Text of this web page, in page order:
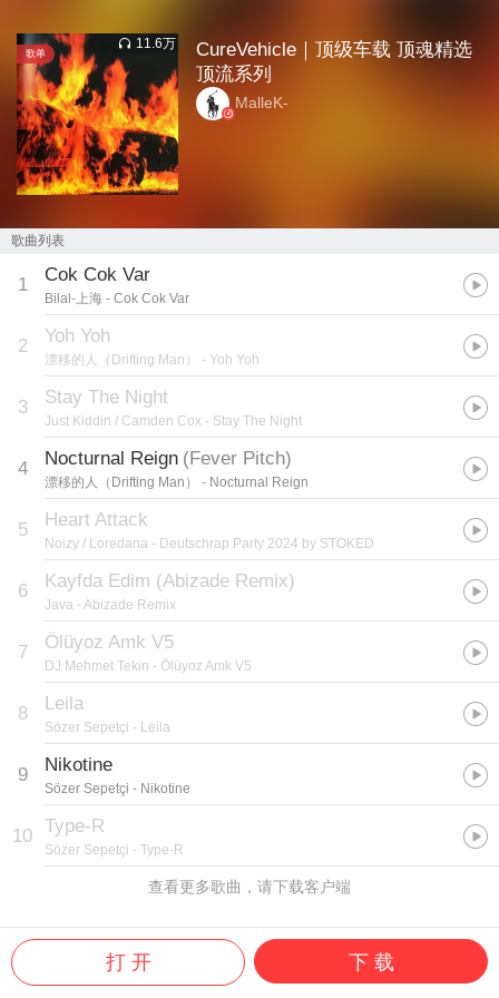
歌单
11.6万
CureVehicle｜顶级车载 顶魂精选
顶流系列
MalleK-
歌曲列表
1 Cok Cok Var
Bilal-上海 - Cok Cok Var
2 Yoh Yoh
漂移的人（Drifting Man） - Yoh Yoh
3 Stay The Night
Just Kiddin / Camden Cox - Stay The Night
4 Nocturnal Reign (Fever Pitch)
漂移的人（Drifting Man） - Nocturnal Reign
5 Heart Attack
Noizy / Loredana - Deutschrap Party 2024 by STOKED
6 Kayfda Edim (Abizade Remix)
Java - Abizade Remix
7 Ölüyoz Amk V5
DJ Mehmet Tekin - Ölüyoz Amk V5
8 Leila
Sözer Sepetçi - Leila
9 Nikotine
Sözer Sepetçi - Nikotine
10 Type-R
Sözer Sepetçi - Type-R
查看更多歌曲，请下载客户端
打 开 下 载